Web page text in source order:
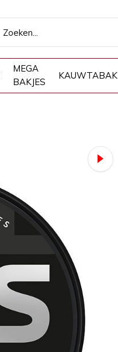
MEGA
BAKJES
KAUWTABAK